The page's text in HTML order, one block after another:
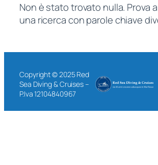
Non è stato trovato nulla. Prova
una ricerca con parole chiave
Copyright © 2025 Red
Sea Diving & Cruises –
P.Iva 12104840967